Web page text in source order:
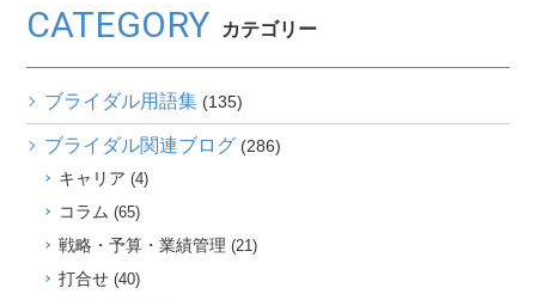
CATEGORY カテゴリー
ブライダル用語集 (135)
ブライダル関連ブログ (286)
キャリア (4)
コラム (65)
戦略・予算・業績管理 (21)
打合せ(40)